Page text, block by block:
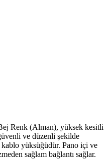
Renk (Alman), yüksek kesitli
ve düzenli şekilde
yüksüğüdür. Pano içi ve
sağlam bağlantı sağlar.